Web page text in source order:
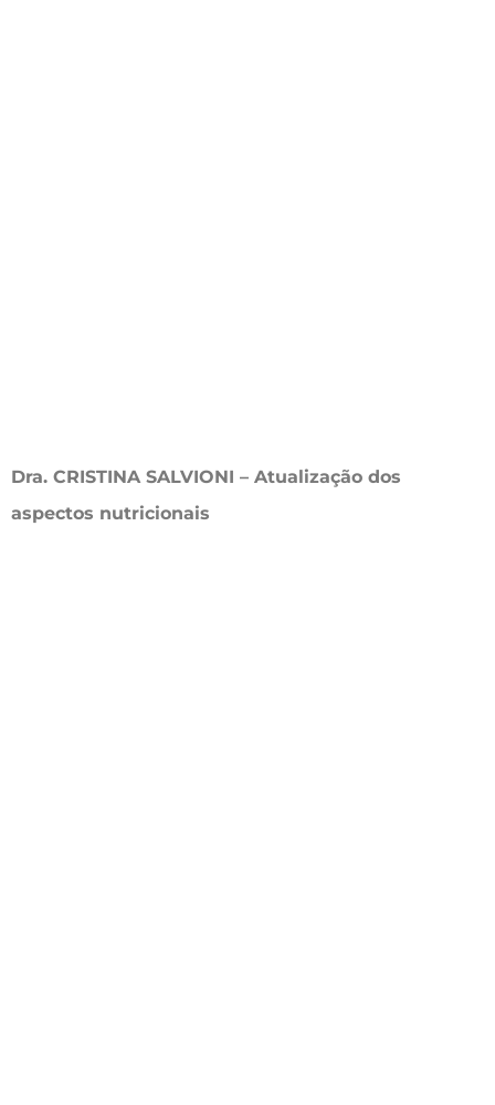
Dra. CRISTINA SALVIONI – Atualização dos
aspectos nutricionais